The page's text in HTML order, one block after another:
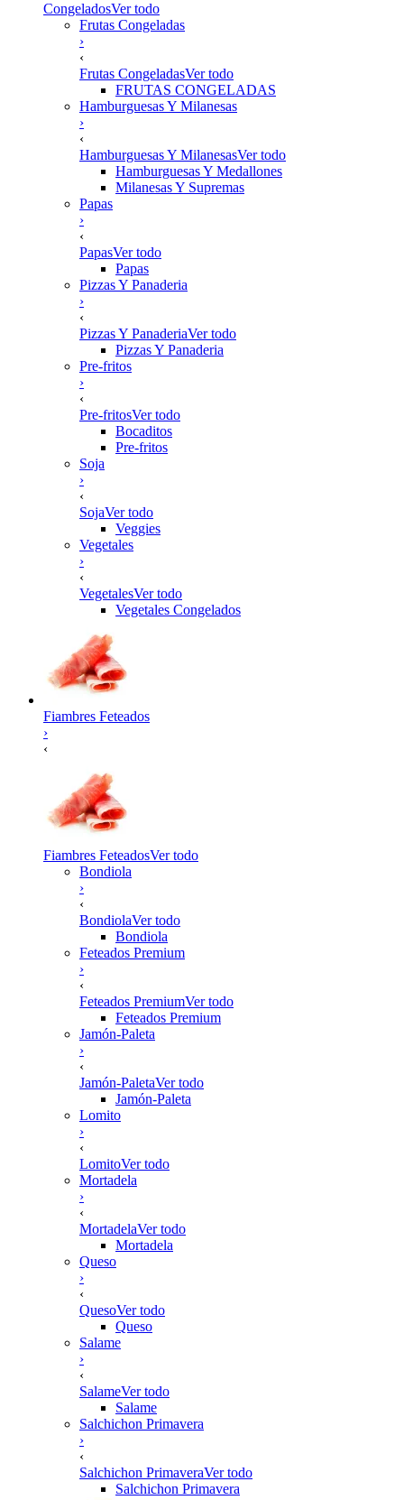
CongeladosVer todo
Frutas Congeladas
›
‹
Frutas CongeladasVer todo
FRUTAS CONGELADAS
Hamburguesas Y Milanesas
›
‹
Hamburguesas Y MilanesasVer todo
Hamburguesas Y Medallones
Milanesas Y Supremas
Papas
›
‹
PapasVer todo
Papas
Pizzas Y Panaderia
›
‹
Pizzas Y PanaderiaVer todo
Pizzas Y Panaderia
Pre-fritos
›
‹
Pre-fritosVer todo
Bocaditos
Pre-fritos
Soja
›
‹
SojaVer todo
Veggies
Vegetales
›
‹
VegetalesVer todo
Vegetales Congelados
Fiambres Feteados
›
‹
Fiambres FeteadosVer todo
Bondiola
›
‹
BondiolaVer todo
Bondiola
Feteados Premium
›
‹
Feteados PremiumVer todo
Feteados Premium
Jamón-Paleta
›
‹
Jamón-PaletaVer todo
Jamón-Paleta
Lomito
›
‹
LomitoVer todo
Mortadela
›
‹
MortadelaVer todo
Mortadela
Queso
›
‹
QuesoVer todo
Queso
Salame
›
‹
SalameVer todo
Salame
Salchichon Primavera
›
‹
Salchichon PrimaveraVer todo
Salchichon Primavera